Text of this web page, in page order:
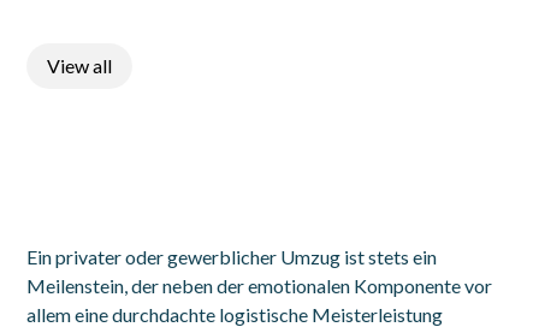
View all
Ein privater oder gewerblicher Umzug ist stets ein
Meilenstein, der neben der emotionalen Komponente vor
allem eine durchdachte logistische Meisterleistung